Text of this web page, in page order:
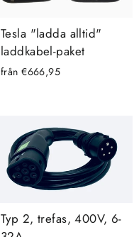
Tesla "ladda alltid"
laddkabel-paket
från €666,95
Typ 2, trefas, 400V, 6-